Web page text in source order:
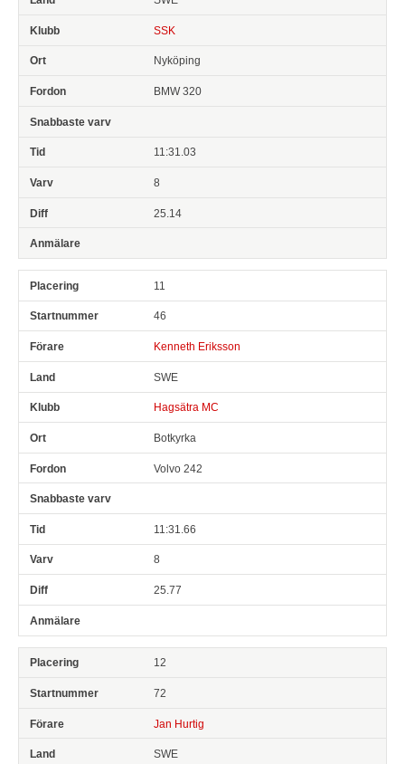
SSK
Nyköping
BMW 320
11:31.03
8
25.14
11
46
Kenneth Eriksson
SWE
Hagsätra MC
Botkyrka
Volvo 242
11:31.66
8
25.77
12
72
Jan Hurtig
SWE